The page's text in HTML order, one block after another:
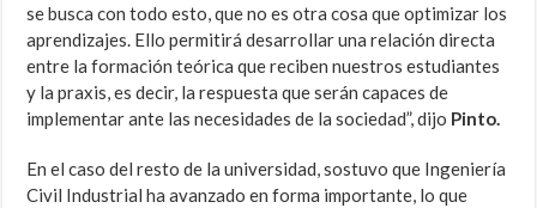
se busca con todo esto, que no es otra cosa que optimizar los
aprendizajes. Ello permitirá desarrollar una relación directa
entre la formación teórica que reciben nuestros estudiantes
y la praxis, es decir, la respuesta que serán capaces de
implementar ante las necesidades de la sociedad”, dijo Pinto.
En el caso del resto de la universidad, sostuvo que Ingeniería
Civil Industrial ha avanzado en forma importante, lo que